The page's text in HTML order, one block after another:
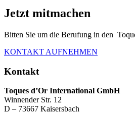
Jetzt mitmachen
Bitten Sie um die Berufung in den
KONTAKT AUFNEHMEN
Kontakt
Toques d’Or International GmbH
Winnender Str. 12
D – 73667 Kaisersbach